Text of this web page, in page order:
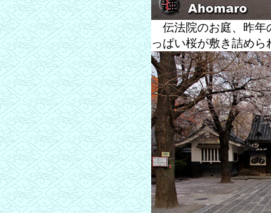
伝法院のお庭、昨年
っぱい桜が敷き詰めら